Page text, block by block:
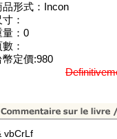
品形式：Incon
寸：
量：0
：
幣定價:980
vbCrLf